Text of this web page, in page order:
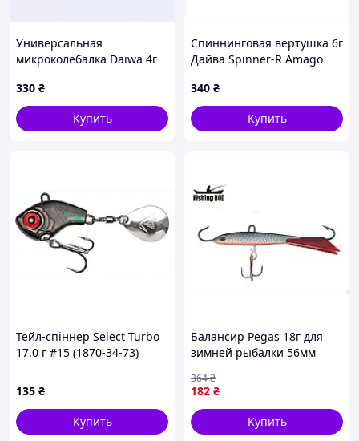
Универсальная
микроколебалка Daiwa 4г
330 ₴
Купить
Спиннинговая вертушка 6г
Дайва Spinner-R Amago
340 ₴
Купить
Тейл-спіннер Select Turbo
17.0 г #15 (1870-34-73)
135 ₴
Купить
Балансир Pegas 18г для
зимней рыбалки 56мм
рыбы
182 ₴
364₴
Купить